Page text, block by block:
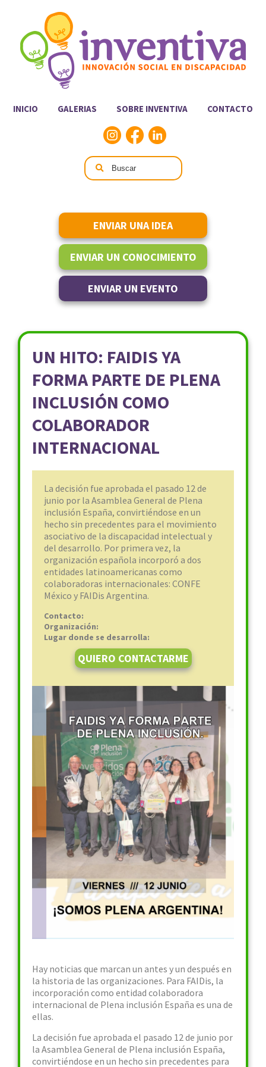
INICIO GALERIAS SOBRE INVENTIVA CONTACTO
ENVIAR UNA IDEA
ENVIAR UN CONOCIMIENTO
ENVIAR UN EVENTO
UN HITO: FAIDIS YA
FORMA PARTE DE PLENA
INCLUSIÓN COMO
COLABORADOR
INTERNACIONAL
La decisión fue aprobada el pasado 12 de
junio por la Asamblea General de Plena
inclusión España, convirtiéndose en un
hecho sin precedentes para el movimiento
asociativo de la discapacidad intelectual y
del desarrollo. Por primera vez, la
organización española incorporó a dos
entidades latinoamericanas como
colaboradoras internacionales: CONFE
México y FAIDis Argentina.
Contacto:
Organización:
Lugar donde se desarrolla:
QUIERO CONTACTARME
Hay noticias que marcan un antes y un después en
la historia de las organizaciones. Para FAIDis, la
incorporación como entidad colaboradora
internacional de Plena inclusión España es una de
ellas.
La decisión fue aprobada el pasado 12 de junio por
la Asamblea General de Plena inclusión España,
convirtiéndose en un hecho sin precedentes para